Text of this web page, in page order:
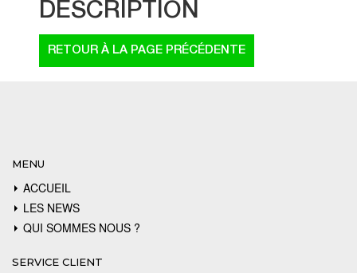
DESCRIPTION
MENU
ACCUEIL
LES NEWS
QUI SOMMES NOUS ?
SERVICE CLIENT